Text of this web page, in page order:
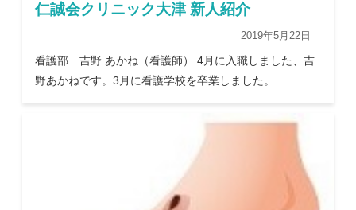
仁誠会クリニック大津 新人紹介
2019年5月22日
看護部 吉野 あかね（看護師） 4月に入職しました、吉
野あかねです。3月に看護学校を卒業しました。 ...